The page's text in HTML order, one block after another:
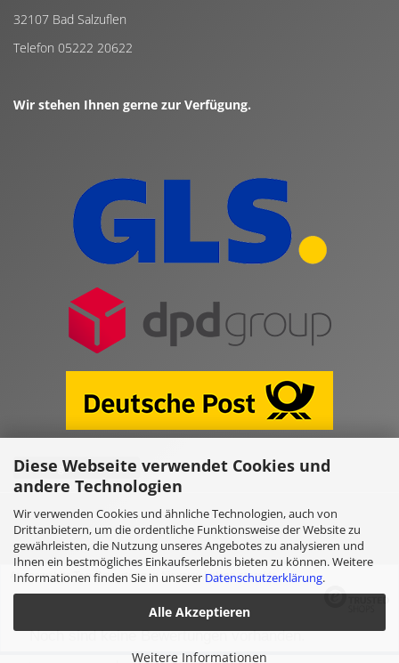
Diese Webseite verwendet Cookies und
andere Technologien
Wir verwenden Cookies und ähnliche Technologien, auch von
Drittanbietern, um die ordentliche Funktionsweise der Website zu
gewährleisten, die Nutzung unseres Angebotes zu analysieren und
Ihnen ein bestmögliches Einkaufserlebnis bieten zu können. Weitere
Informationen finden Sie in unserer Datenschutzerklärung.
Alle Akzeptieren
Weitere Informationen
32107 Bad Salzuflen
Telefon 05222 20622
Wir stehen Ihnen gerne zur Verfügung.
Vertrag widerrufen
Online Shop erstellenmit Gambio.de © 2026
Ausgewählte Top-Bewertungen für www.kulano.store/de
Noch sind keine Bewertungen vorhanden.